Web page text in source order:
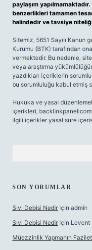
paylaşım
benzerlikleri tamamen
halindedir ve tavsiye
Sitemiz, 5651 Sayılı Kanun
Kurumu (BTK) tarafından
vermektedir. Bu nedenle,
veya araştırma
yazdıkları içeriklerin
bu sorumluluğu kabul etmiş
Hukuka ve yasal
içerikleri,
ilgili içerikler yasal süre
SON YORUMLAR
Sıvı Debisi Nedir için admin
Sıvı Debisi Nedir için Levent
Müezzinlik Yapmanın